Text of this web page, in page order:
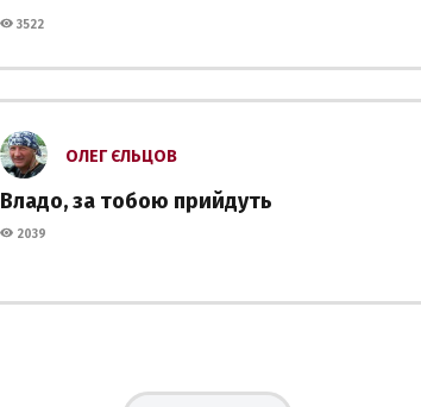
3522
ОЛЕГ ЄЛЬЦОВ
Владо, за тобою прийдуть
2039